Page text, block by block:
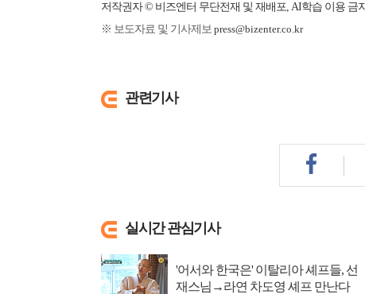
저작권자 © 비즈엔터 무단전재 및 재배포, AI학습 이용 금지
※ 보도자료 및 기사제보 press@bizenter.co.kr
관련기사
실시간 관심기사
'어서와 한국은' 이탈리아 셰프들, 선
재스님→라연 차도영 셰프 만난다